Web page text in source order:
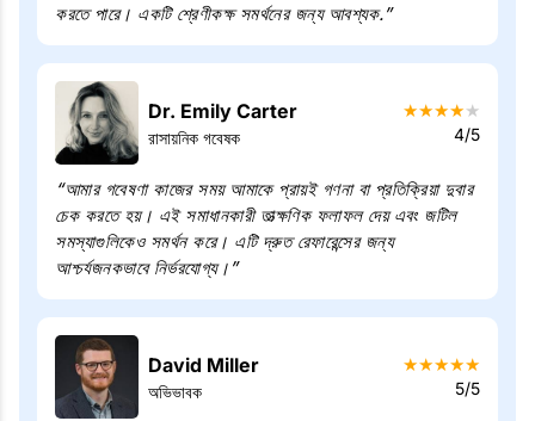
করতে পারে। একটি শ্রেণীকক্ষ সমর্থনের জন্য আবশ্যক.”
Dr. Emily Carter
রাসায়নিক গবেষক
★★★★★
4/5
“আমার গবেষণা কাজের সময় আমাকে প্রায়ই গণনা বা প্রতিক্রিয়া দুবার
চেক করতে হয়। এই সমাধানকারী তাত্ক্ষণিক ফলাফল দেয় এবং জটিল
সমস্যাগুলিকেও সমর্থন করে। এটি দ্রুত রেফারেন্সের জন্য
আশ্চর্যজনকভাবে নির্ভরযোগ্য।”
David Miller
অভিভাবক
★★★★★
5/5